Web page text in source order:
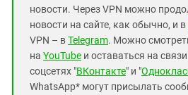
новости. Через VPN можно
новости на сайте, как обычно, и в
VPN – вTelegram. Можно
на YouTube и оставаться на
соцсетях "ВКонтакте" и "
WhatsApp* могут присылать